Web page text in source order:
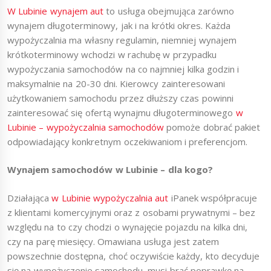
W Lubinie wynajem autto usługa obejmująca zarówno
wynajem długoterminowy, jak i na krótki okres. Każda
wypożyczalnia ma własny regulamin, niemniej wynajem
krótkoterminowy wchodzi w rachubę w przypadku
wypożyczania samochodów na co najmniej kilka godzin i
maksymalnie na 20-30 dni. Kierowcy zainteresowani
użytkowaniem samochodu przez dłuższy czas powinni
zainteresować się ofertą wynajmu długoterminowego w
Lubinie – wypożyczalnia samochodówpomoże dobrać pakiet
odpowiadający konkretnym oczekiwaniom i preferencjom.
Wynajem samochodów w Lubinie – dla kogo?
Działającaw Lubinie wypożyczalnia aut iPanek współpracuje
z klientami komercyjnymi oraz z osobami prywatnymi – bez
względu na to czy chodzi o wynajęcie pojazdu na kilka dni,
czy na parę miesięcy. Omawiana usługa jest zatem
powszechnie dostępna, choć oczywiście każdy, kto decyduje